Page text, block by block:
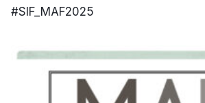
#SIF_MAF2025